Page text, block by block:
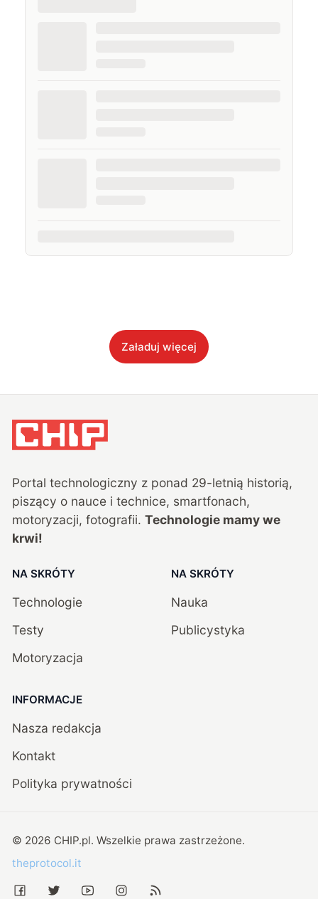
Załaduj więcej
Portal technologiczny z ponad 29-letnią historią,
piszący o nauce i technice, smartfonach,
motoryzacji, fotografii. Technologie mamy we
krwi!
NA SKRÓTY
Technologie
Testy
Motoryzacja
NA SKRÓTY
Nauka
Publicystyka
INFORMACJE
Nasza redakcja
Kontakt
Polityka prywatności
© 2026 CHIP.pl. Wszelkie prawa zastrzeżone.
theprotocol.it